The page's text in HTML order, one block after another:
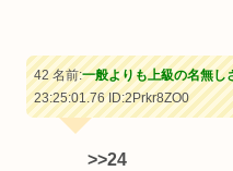
42 名前:一般よりも上級の名無し
23:25:01.76ID:2Prkr8ZO0
>>24